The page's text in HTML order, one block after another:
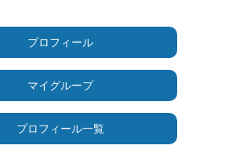
プロフィール
マイグループ
プロフィール一覧